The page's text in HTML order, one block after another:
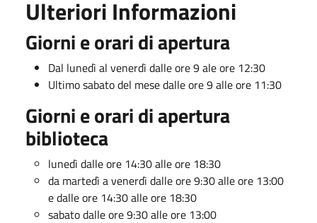
Ulteriori Informazioni
Giorni e orari di apertura
Dal lunedì al venerdì dalle ore 9 ale ore 12:30
Ultimo sabato del mese dalle ore 9 alle ore 11:30
Giorni e orari di apertura
biblioteca
lunedì dalle ore 14:30 alle ore 18:30
da martedì a venerdì dalle ore 9:30 alle ore 13:00
e dalle ore 14:30 alle ore 18:30
sabato dalle ore 9:30 alle ore 13:00